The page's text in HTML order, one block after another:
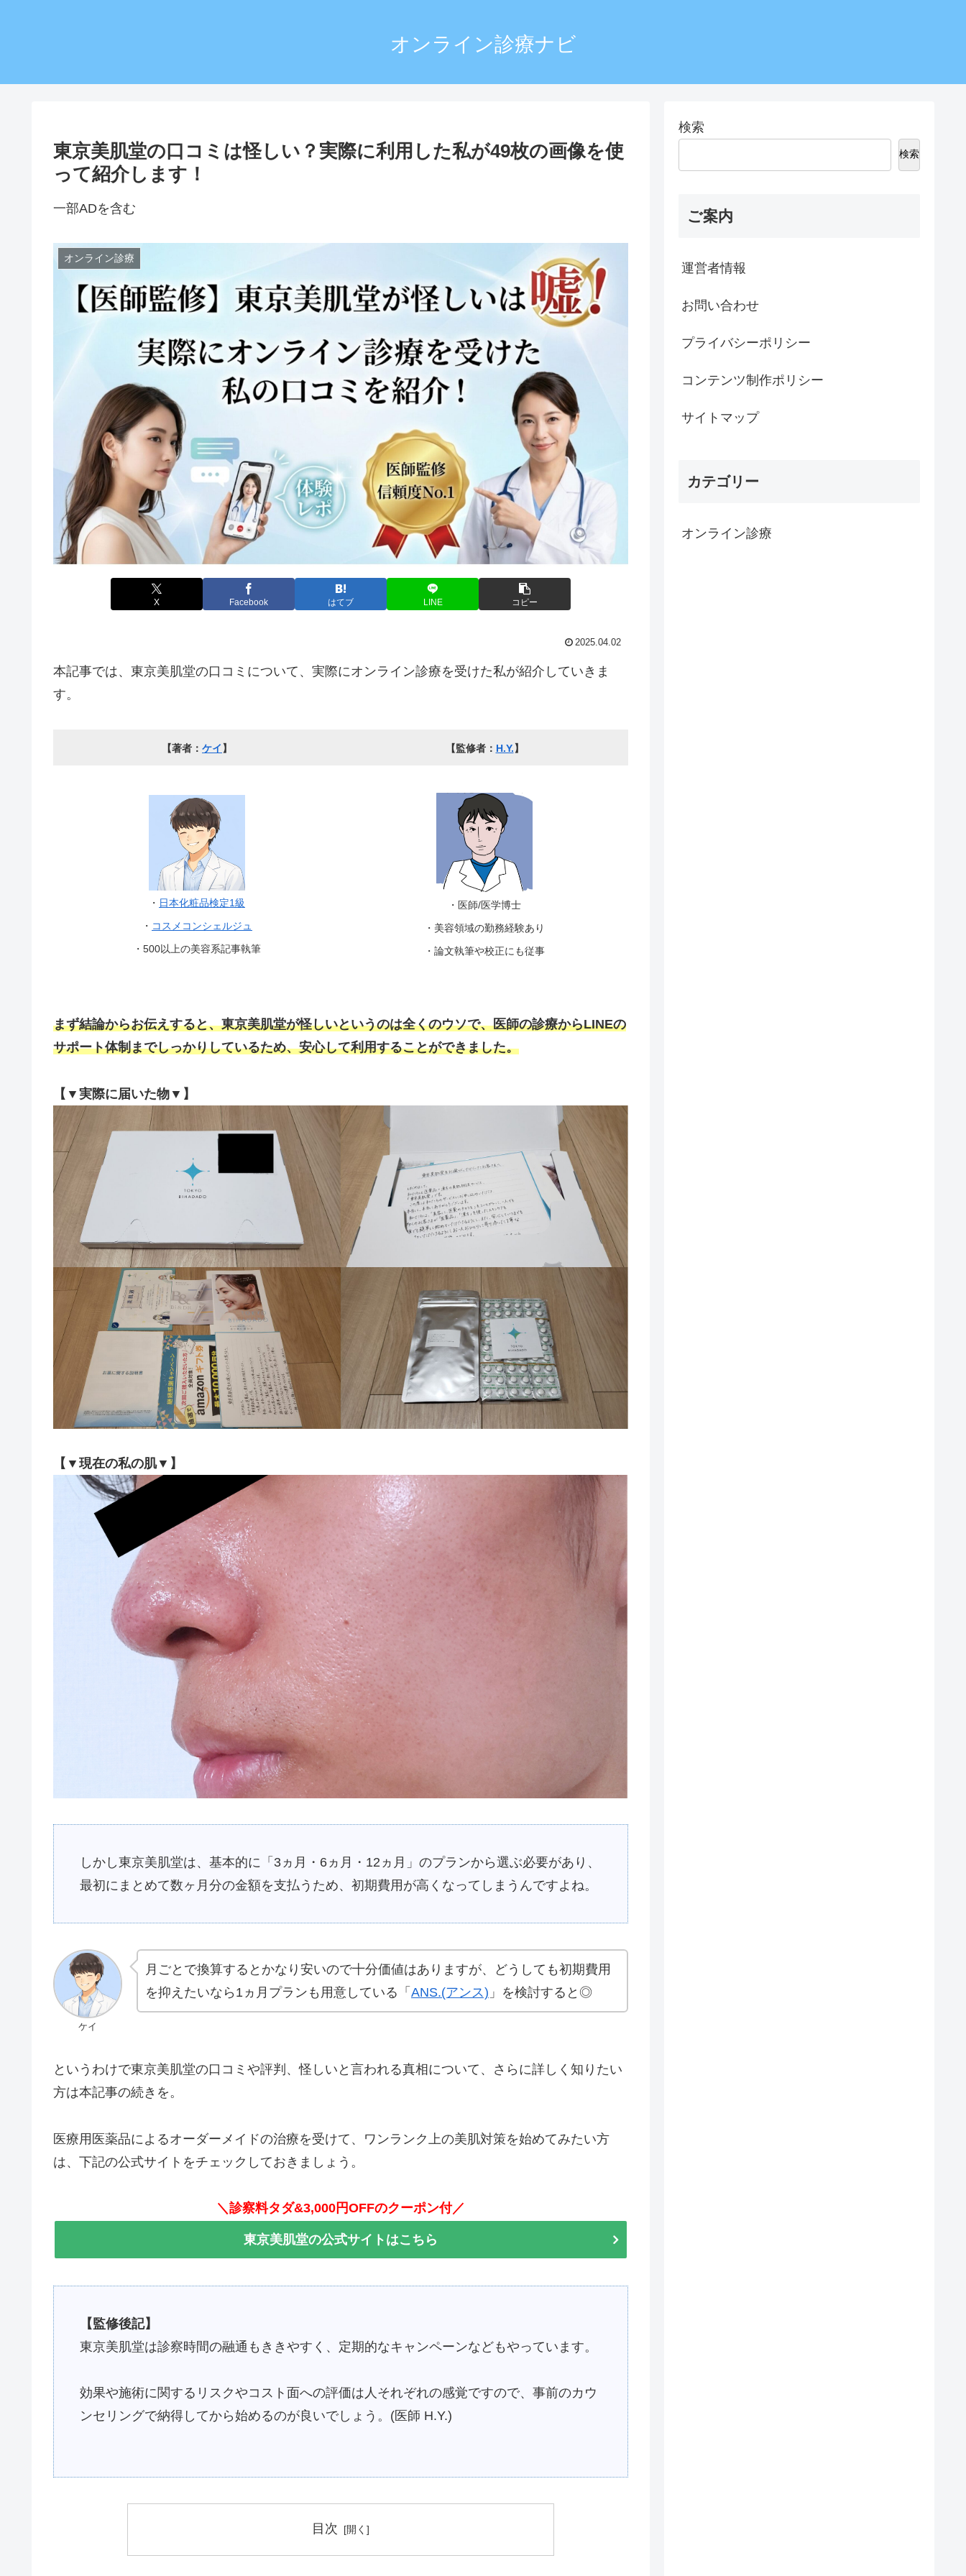
オンライン診療ナビ
東京美肌堂の口コミは怪しい？実際に利用した私が49枚の画像を使
って紹介します！
一部ADを含む
オンライン診療
X Facebook はてブ LINE コピー
2025.04.02
本記事では、東京美肌堂の口コミについて、実際にオンライン診療を受けた私が紹介していきま
す。
【著者： ケイ 】 【監修者： H.Y.】
・ 日本化粧品検定1級
・ コスメコンシェルジュ
・500以上の美容系記事執筆
・医師/医学博士
・美容領域の勤務経験あり
・論文執筆や校正にも従事
まず結論からお伝えすると、東京美肌堂が怪しいというのは全くのウソで、医師の診療からLINEの
サポート体制までしっかりしているため、安心して利用することができました。
【▼実際に届いた物▼】
【▼現在の私の肌▼】
しかし東京美肌堂は、基本的に「3ヵ月・6ヵ月・12ヵ月」のプランから選ぶ必要があり、
最初にまとめて数ヶ月分の金額を支払うため、初期費用が高くなってしまうんですよね。
ケイ
月ごとで換算するとかなり安いので十分価値はありますが、どうしても初期費用
を抑えたいなら1ヵ月プランも用意している「 ANS.(アンス) 」を検討すると◎
というわけで東京美肌堂の口コミや評判、怪しいと言われる真相について、さらに詳しく知りたい
方は本記事の続きを。
医療用医薬品によるオーダーメイドの治療を受けて、ワンランク上の美肌対策を始めてみたい方
は、下記の公式サイトをチェックしておきましょう。
＼診察料タダ&3,000円OFFのクーポン付／
東京美肌堂の公式サイトはこちら
【監修後記】
東京美肌堂は診察時間の融通もききやすく、定期的なキャンペーンなどもやっています。
効果や施術に関するリスクやコスト面への評価は人それぞれの感覚ですので、事前のカウ
ンセリングで納得してから始めるのが良いでしょう。(医師 H.Y.)
目次
検索
検索
ご案内
運営者情報
お問い合わせ
プライバシーポリシー
コンテンツ制作ポリシー
サイトマップ
カテゴリー
オンライン診療